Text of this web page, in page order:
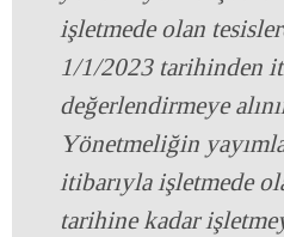
işletmede olan
1/1/2023 tarihinden
değerlendirmeye
Yönetmeliğin
itibarıyla işletmede
tarihine kadar